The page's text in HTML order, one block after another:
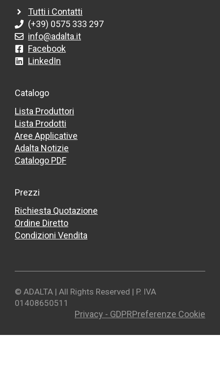
Tutti i Contatti
(+39) 0575 333 297
info@adalta.it
Facebook
LinkedIn
Catalogo
Lista Produttori
Lista Prodotti
Aree Applicative
Adalta Notizie
Catalogo PDF
Prezzi
Richiesta Quotazione
Ordine Diretto
Condizioni Vendita
© ADALTA | All Rights Reserved | P. IVA
01408650511
Privacy - GDPRPreferenze Cookie